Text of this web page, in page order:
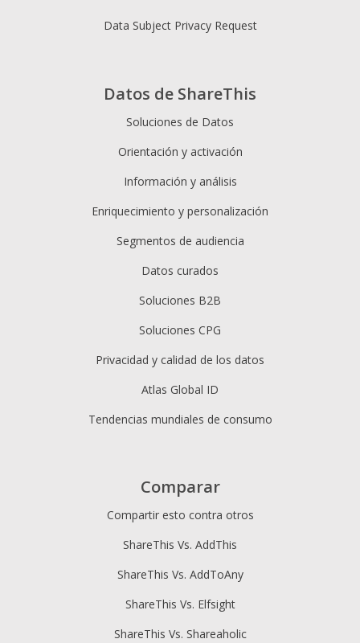
Datos de ShareThis
Soluciones de Datos
Orientación y activación
Información y análisis
Enriquecimiento y personalización
Segmentos de audiencia
Datos curados
Soluciones B2B
Soluciones CPG
Privacidad y calidad de los datos
Atlas Global ID
Tendencias mundiales de consumo
Data Subject Privacy Request
Comparar
Compartir esto contra otros
ShareThis Vs. AddThis
ShareThis Vs. AddToAny
ShareThis Vs. Elfsight
ShareThis Vs. Shareaholic